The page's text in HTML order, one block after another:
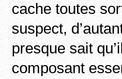
cache toutes
suspect,
presque sait
composant